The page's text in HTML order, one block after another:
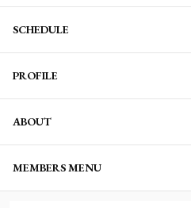
SCHEDULE
PROFILE
ABOUT
MEMBERS MENU